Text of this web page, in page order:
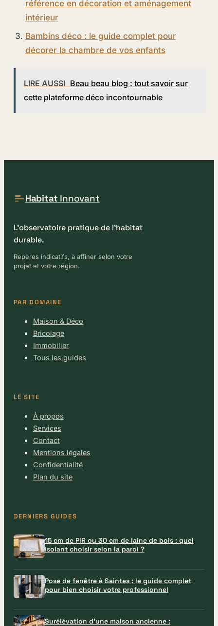
référence en décoration et aménagement
intérieur
Bambins déco : le guide complet pour
décorer la chambre de vos enfants
LIRE AUSSI Beau beau blog : tout savoir sur
cette plateforme déco incontournable
Habitat Innovant
L'observatoire pratique de l'habitat
durable.
Repères indicatifs, à affiner selon votre
projet et votre région.
PAR DOMAINE
Maison & Déco
Bricolage
Immobilier
Tous les guides
LE SITE
À propos
Services
Contact
Mentions légales
Confidentialité
Plan du site
DERNIERS GUIDES
15 cm de PIR ou 30 cm de laine de bois : quel
isolant choisir selon la paroi ?
Pose de fenêtre à Saintes : le guide complet
pour bien choisir votre professionnel
Surélévation d’une maison ancienne :